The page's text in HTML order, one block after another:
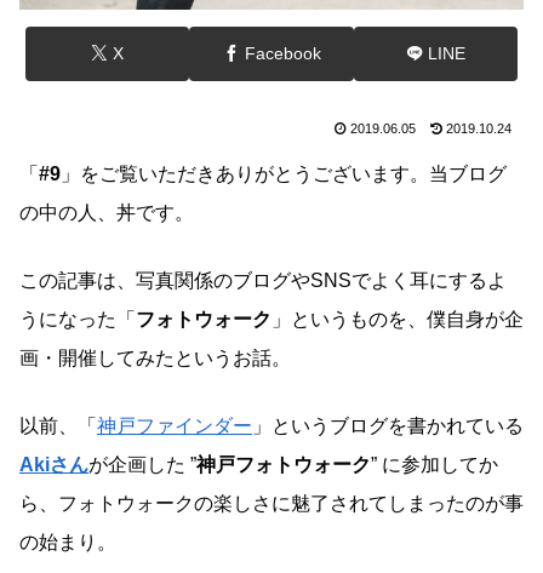
X Facebook LINE
2019.06.05 2019.10.24
「 #9 」をご覧いただきありがとうございます。当ブログ
の中の人、丼です。
この記事は、写真関係のブログやSNSでよく耳にするよ
うになった「 フォトウォーク 」というものを、僕自身が企
画・開催してみたというお話。
以前、「 神戸ファインダー 」というブログを書かれている
Akiさんが企画した ”神戸フォトウォーク” に参加してか
ら、フォトウォークの楽しさに魅了されてしまったのが事
の始まり。